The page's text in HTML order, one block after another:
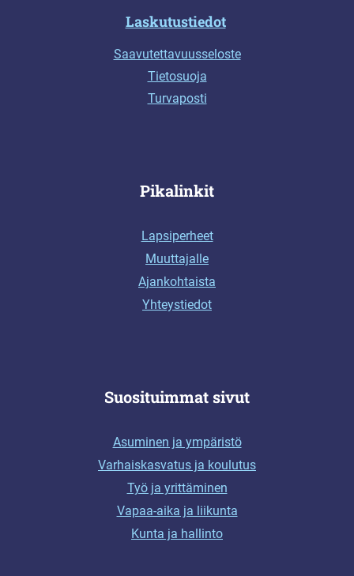
Laskutustiedot
Saavutettavuusseloste
Tietosuoja
Turvaposti
Pikalinkit
Lapsiperheet
Muuttajalle
Ajankohtaista
Yhteystiedot
Suosituimmat sivut
Asuminen ja ympäristö
Varhaiskasvatus ja koulutus
Työ ja yrittäminen
Vapaa-aika ja liikunta
Kunta ja hallinto